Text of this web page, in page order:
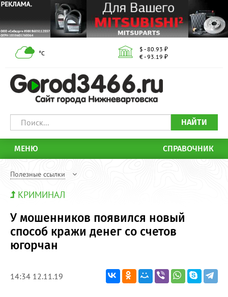
°С
$ - 80.93 ₽
€ - 93.19 ₽
НАЙТИ
МЕНЮ СПРАВОЧНИК
Полезные ссылки
КРИМИНАЛ
У мошенников появился новый
способ кражи денег со счетов
югорчан
14:34 12.11.19